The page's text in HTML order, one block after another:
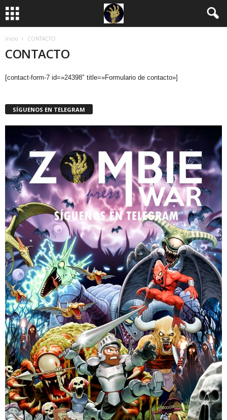
Inicio CONTACTO
CONTACTO
[contact-form-7 id=»24398″ title=»Formulario de contacto»]
SÍGUENOS EN TELEGRAM